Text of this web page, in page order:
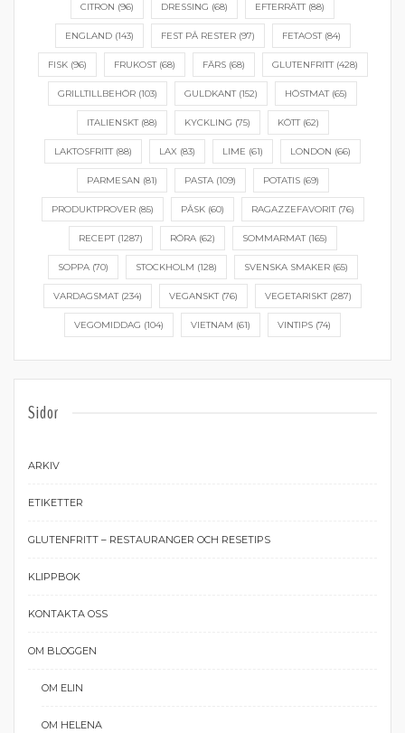
CITRON (96) DRESSING (68) EFTERRÄTT(88)
ENGLAND(143) FEST PÅ RESTER(97) FETAOST(84)
FISK(96) FRUKOST(68) FÄRS(68) GLUTENFRITT(428)
GRILLTILLBEHÖR (103) GULDKANT(152) HÖSTMAT(65)
ITALIENSKT(88) KYCKLING (75) KÖTT(62)
LAKTOSFRITT(88) LAX (83) LIME (61) LONDON (66)
PARMESAN (81) PASTA(109) POTATIS(69)
PRODUKTPROVER(85) PÅSK(60) RAGAZZEFAVORIT(76)
RECEPT(1287) RÖRA(62) SOMMARMAT(165)
SOPPA(70) STOCKHOLM (128) SVENSKA SMAKER(65)
VARDAGSMAT(234) VEGANSKT(76) VEGETARISKT(287)
VEGOMIDDAG (104) VIETNAM (61) VINTIPS (74)
Sidor
ARKIV
ETIKETTER
GLUTENFRITT – RESTAURANGER OCH RESETIPS
KLIPPBOK
KONTAKTA OSS
OM BLOGGEN
OM ELIN
OM HELENA